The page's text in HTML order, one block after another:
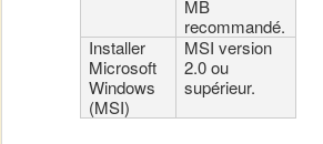
MB
recommandé.
Installer
Microsoft
Windows
(MSI)
MSI version
2.0 ou
supérieur.